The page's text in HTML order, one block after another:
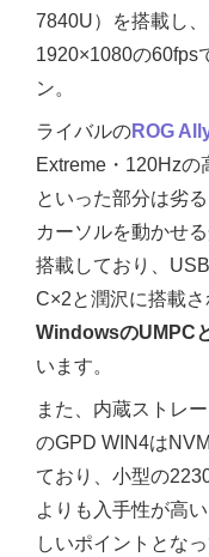
7840U）を搭載し
1920×1080の60fps
ン。
ライバルのROG
Extreme・120Hzの
といった部分は劣
カーソルを動かせ
搭載しており、
C×2と潤沢に搭載
WindowsのUMPC
います。
また、内蔵ストレ
のGPD WIN4は
ており、小型の
よりも入手性が高
しいポイントとなっ